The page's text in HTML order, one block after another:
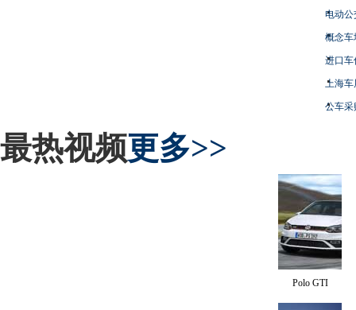
电动
概念车
进口车
上海
公车采
最热视频更多>>
Polo GTI